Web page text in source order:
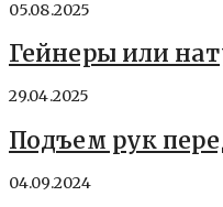
05.08.2025
Гейнеры или
29.04.2025
Подъем рук
04.09.2024